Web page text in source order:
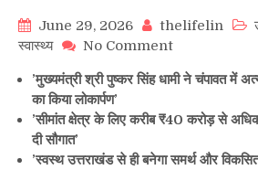
June 29, 2026 thelifelin
स्वास्थ्य
No Commenton
को
क्षेत्र
बड़ी
’मुख्यमंत्री श्री पुष्कर सिंह धामी ने चंपावत में
का किया लोकार्पण’
’सीमांत क्षेत्र के लिए करीब ₹40 करोड़ से
दी सौगात’
’स्वस्थ उत्तराखंड से ही बनेगा समर्थ और